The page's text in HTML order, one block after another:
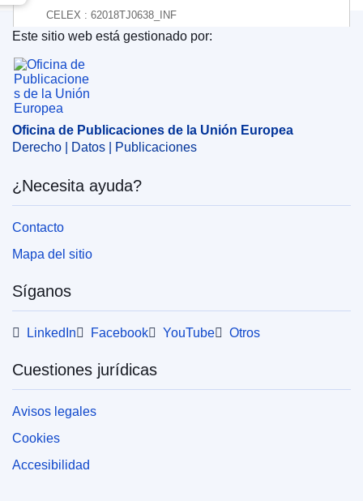
CELEX : 62018TJ0638_INF
ECLI : ECLI:EU:T:2020:627
Oficina de Publicaciones de la Unión Europea
Este sitio web está gestionado por:
Oficina de Publicaciones de la Unión Europea
Derecho | Datos | Publicaciones
¿Necesita ayuda?
Contacto
Mapa del sitio
Síganos
LinkedIn Facebook YouTube Otros
Cuestiones jurídicas
Avisos legales
Cookies
Accesibilidad